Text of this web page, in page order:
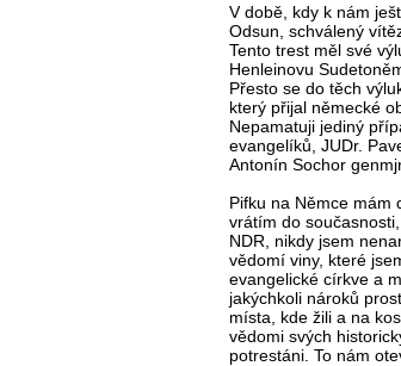
V době, kdy k nám
Odsun, schválený
Tento trest měl své
Henleinovu
Přesto se do těch
který přijal německé
Nepamatuji jediný
evangelíků, JUDr.
Antonín Sochor
Pifku na Němce mám
vrátím do
NDR, nikdy jsem
vědomí viny, které
evangelické církve a
jakýchkoli nároků
místa, kde žili a na
vědomi svých
potrestáni. To nám